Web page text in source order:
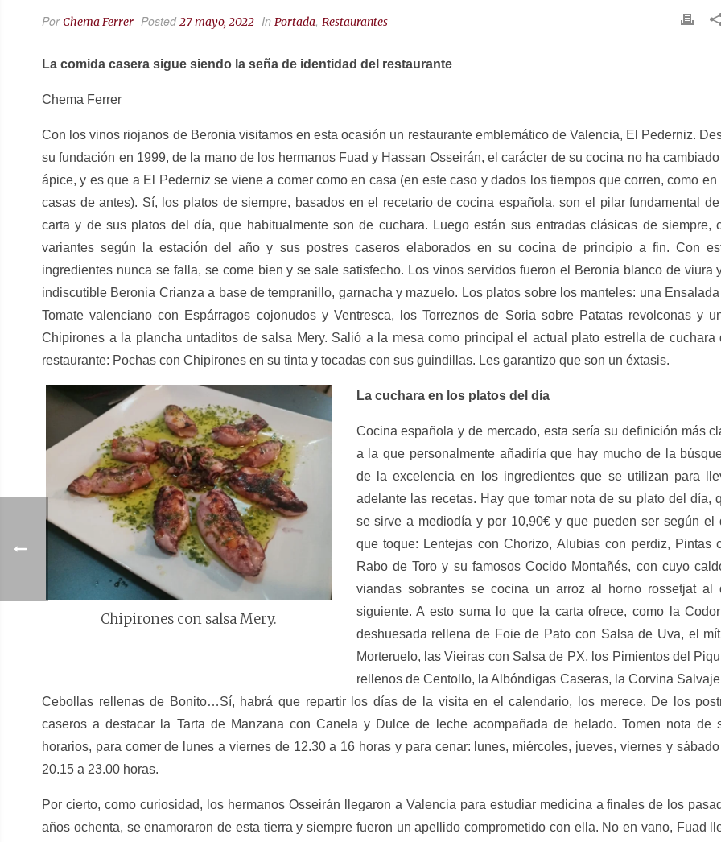
PorChema Ferrer Posted27 mayo, 2022 In Portada, Restaurantes
La comida casera sigue siendo la seña de identidad del restaurante
Chema Ferrer
Con los vinos riojanos de Beronia visitamos en esta ocasión un restaurante emblemático de Valencia, El Pederniz.
su fundación en 1999, de la mano de los hermanos Fuad y Hassan Osseirán, el carácter de su cocina no ha cambiado
ápice, y es que a El Pederniz se viene a comer como en casa (en este caso y dados los tiempos que corren, como en
casas de antes). Sí, los platos de siempre, basados en el recetario de cocina española, son el pilar fundamental de
carta y de sus platos del día, que habitualmente son de cuchara. Luego están sus entradas clásicas de siempre,
variantes según la estación del año y sus postres caseros elaborados en su cocina de principio a fin. Con
ingredientes nunca se falla, se come bien y se sale satisfecho. Los vinos servidos fueron el Beronia blanco de viura
indiscutible Beronia Crianza a base de tempranillo, garnacha y mazuelo. Los platos sobre los manteles: una
Tomate valenciano con Espárragos cojonudos y Ventresca, los Torreznos de Soria sobre Patatas revolconas y
Chipirones a la plancha untaditos de salsa Mery. Salió a la mesa como principal el actual plato estrella de cuchara
restaurante: Pochas con Chipirones en su tinta y tocadas con sus guindillas. Les garantizo que son un éxtasis.
Chipirones con salsa Mery.
La cuchara en los platos del día
Cocina española y de mercado, esta sería su definición más
a la que personalmente añadiría que hay mucho de la
de la excelencia en los ingredientes que se utilizan para
adelante las recetas. Hay que tomar nota de su plato del día,
se sirve a mediodía y por 10,90€ y que pueden ser según el
que toque: Lentejas con Chorizo, Alubias con perdiz, Pintas
Rabo de Toro y su famosos Cocido Montañés, con cuyo
viandas sobrantes se cocina un arroz al horno rossetjat al
siguiente. A esto suma lo que la carta ofrece, como la
deshuesada rellena de Foie de Pato con Salsa de Uva, el
Morteruelo, las Vieiras con Salsa de PX, los Pimientos del
rellenos de Centollo, la Albóndigas Caseras, la Corvina
Cebollas rellenas de Bonito…Sí, habrá que repartir los días de la visita en el calendario, los merece. De los
caseros a destacar la Tarta de Manzana con Canela y Dulce de leche acompañada de helado. Tomen nota de
horarios, para comer de lunes a viernes de 12.30 a 16 horas y para cenar: lunes, miércoles, jueves, viernes y
20.15 a 23.00 horas.
Por cierto, como curiosidad, los hermanos Osseirán llegaron a Valencia para estudiar medicina a finales de los
años ochenta, se enamoraron de esta tierra y siempre fueron un apellido comprometido con ella. No en vano, Fuad